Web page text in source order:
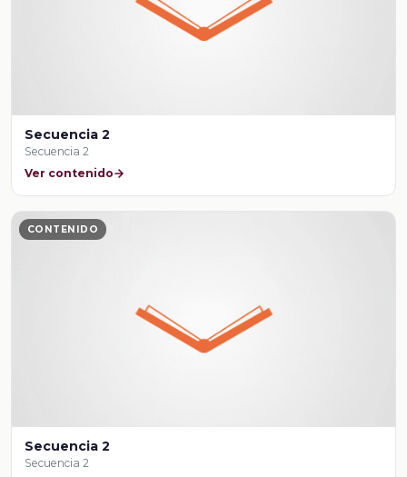
Secuencia 2
Secuencia 2
Ver contenido
CONTENIDO
Secuencia 2
Secuencia 2